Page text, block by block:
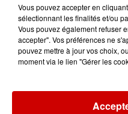
Jeux
festival
à
Vous pouvez accepter en
sélectionnant les finalités et/ou
Vous pouvez également refuser
accepter". Vos préférences ne
pouvez mettre à jour vos choix,
moment via le lien "Gérer les